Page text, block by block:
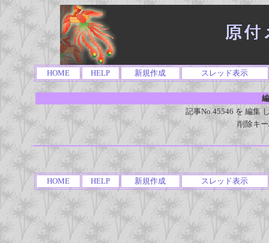
HOME HELP 新規作成 スレッド表示
記事No.45546 を 編集
削除キ
HOME HELP 新規作成 スレッド表示